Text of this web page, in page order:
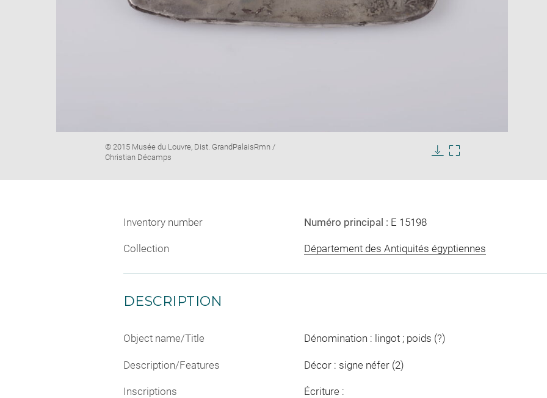
Image
caption:
© 2015 Musée du Louvre, Dist. GrandPalaisRmn /
Christian Décamps
Inventory number Numéro principal : E 15198
Collection Département des Antiquités égyptiennes
DESCRIPTION
Object name/Title Dénomination : lingot ; poids (?)
Description/Features Décor : signe néfer (2)
Inscriptions
Écriture :